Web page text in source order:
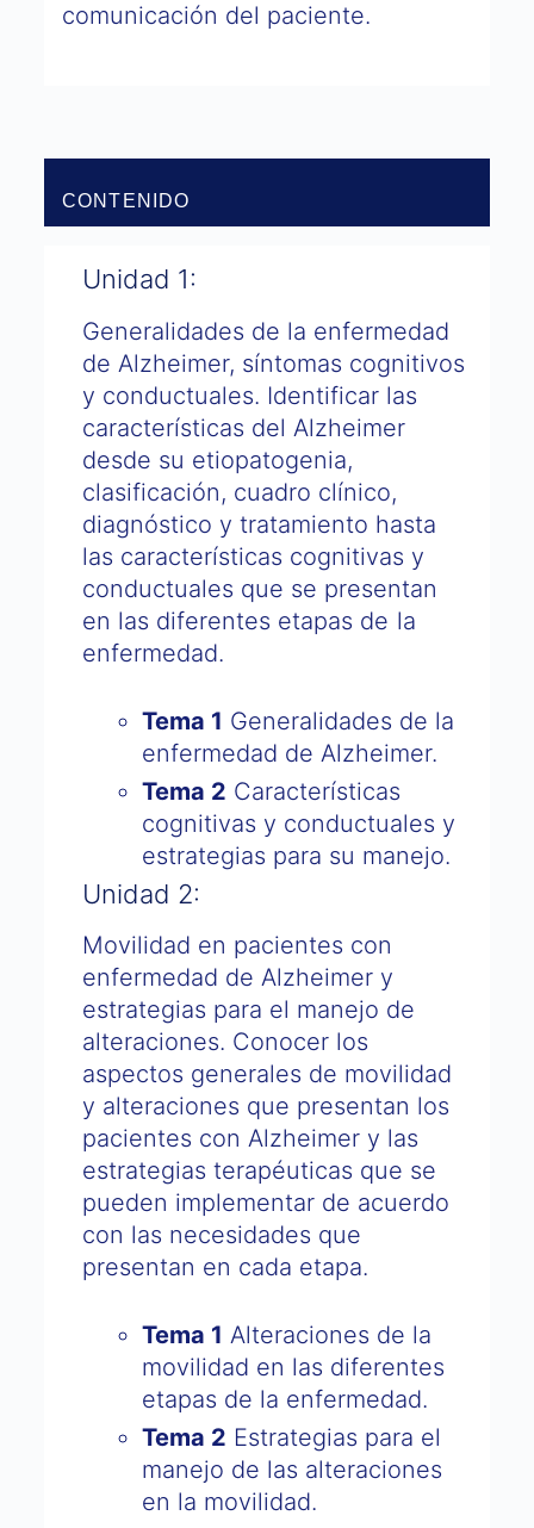
comunicación del paciente.
CONTENIDO
Unidad 1:
Generalidades de la enfermedad
de Alzheimer, síntomas cognitivos
y conductuales. Identificar las
características del Alzheimer
desde su etiopatogenia,
clasificación, cuadro clínico,
diagnóstico y tratamiento hasta
las características cognitivas y
conductuales que se presentan
en las diferentes etapas de la
enfermedad.
Tema 1 Generalidades de la
enfermedad de Alzheimer.
Tema 2 Características
cognitivas y conductuales y
estrategias para su manejo.
Unidad 2:
Movilidad en pacientes con
enfermedad de Alzheimer y
estrategias para el manejo de
alteraciones. Conocer los
aspectos generales de movilidad
y alteraciones que presentan los
pacientes con Alzheimer y las
estrategias terapéuticas que se
pueden implementar de acuerdo
con las necesidades que
presentan en cada etapa.
Tema 1 Alteraciones de la
movilidad en las diferentes
etapas de la enfermedad.
Tema 2 Estrategias para el
manejo de las alteraciones
en la movilidad.